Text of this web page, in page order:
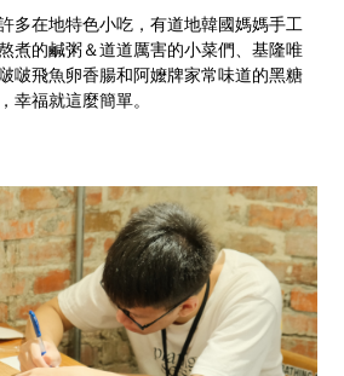
多在地特色小吃，有道地韓國媽媽手工
煮的鹹粥＆道道厲害的小菜們、基隆唯
啵飛魚卵香腸和阿嬤牌家常味道的黑糖
幸福就這麼簡單。